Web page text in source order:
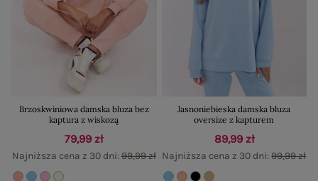
Brzoskwiniowa damska bluza bez
kaptura z wiskozą
79,99 zł
Najniższa cena z 30 dni:99,99 zł
Jasnoniebieska damska bluza
oversize z kapturem
89,99 zł
Najniższa cena z 30 dni:99,99 zł